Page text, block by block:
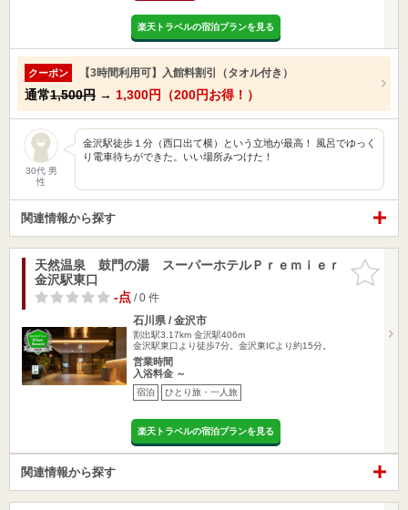
楽天トラベルの宿泊プランを見る
クーポン 【3時間利用可】入館料割引（タオル付き）
通常1,500円 → 1,300円（200円お得！）
30代 男
性
金沢駅徒歩１分（西口出て横）という立地が最高！ 風呂でゆっく
り電車待ちができた。いい場所みつけた！
関連情報から探す
お気に入
りに追加
天然温泉 鼓門の湯 スーパーホテルＰｒｅｍｉｅｒ
金沢駅東口
-点/ 0 件
石川県 / 金沢市
割出駅3.17km 金沢駅406m
金沢駅東口より徒歩7分。金沢東ICより約15分。
営業時間
入浴料金 ～
宿泊 ひとり旅・一人旅
楽天トラベルの宿泊プランを見る
関連情報から探す